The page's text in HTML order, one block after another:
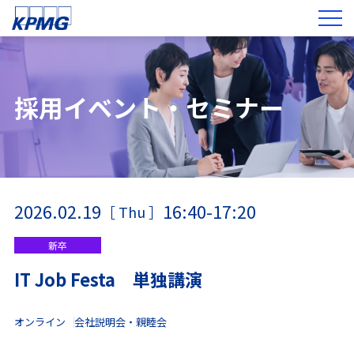
採用イベント・セミナー
2026.02.19 ［ Thu ］ 16:40-17:20
新卒
IT Job Festa 単独講演
オンライン 会社説明会・親睦会